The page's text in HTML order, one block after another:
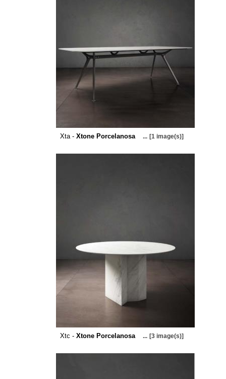
Xta - Xtone Porcelanosa ... [1 image(s)]
Xtc - Xtone Porcelanosa ... [3 image(s)]